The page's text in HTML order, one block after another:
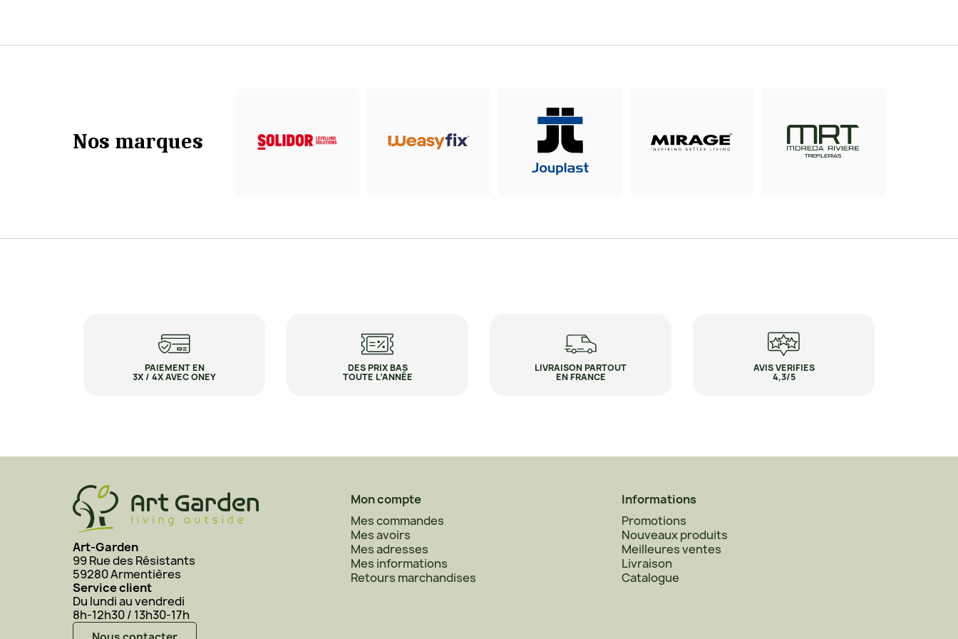
Nos marques
PAIEMENT EN
3X / 4X AVEC ONEY
DES PRIX BAS
TOUTE L’ANNÉE
LIVRAISON PARTOUT
EN FRANCE
AVIS VERIFIES
4,3/5
Art-Garden
99 Rue des Résistants
59280 Armentières
Service client
Du lundi au vendredi
8h-12h30 / 13h30-17h
Mon compte
Mes commandes
Mes avoirs
Mes adresses
Mes informations
Retours marchandises
Informations
Promotions
Nouveaux produits
Meilleures ventes
Livraison
Catalogue